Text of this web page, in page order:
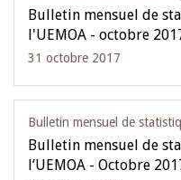
Bulletin mensuel de
l'UEMOA - octobre
31 octobre 2017
Bulletin mensuel de
Bulletin mensuel de
l’UEMOA - Octobre